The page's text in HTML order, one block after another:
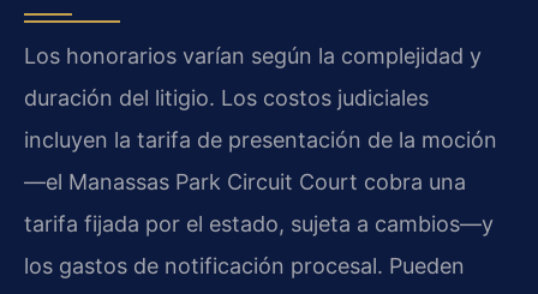
Los honorarios varían según la complejidad y
duración del litigio. Los costos judiciales
incluyen la tarifa de presentación de la moción
—el Manassas Park Circuit Court cobra una
tarifa fijada por el estado, sujeta a cambios—y
los gastos de notificación procesal. Pueden